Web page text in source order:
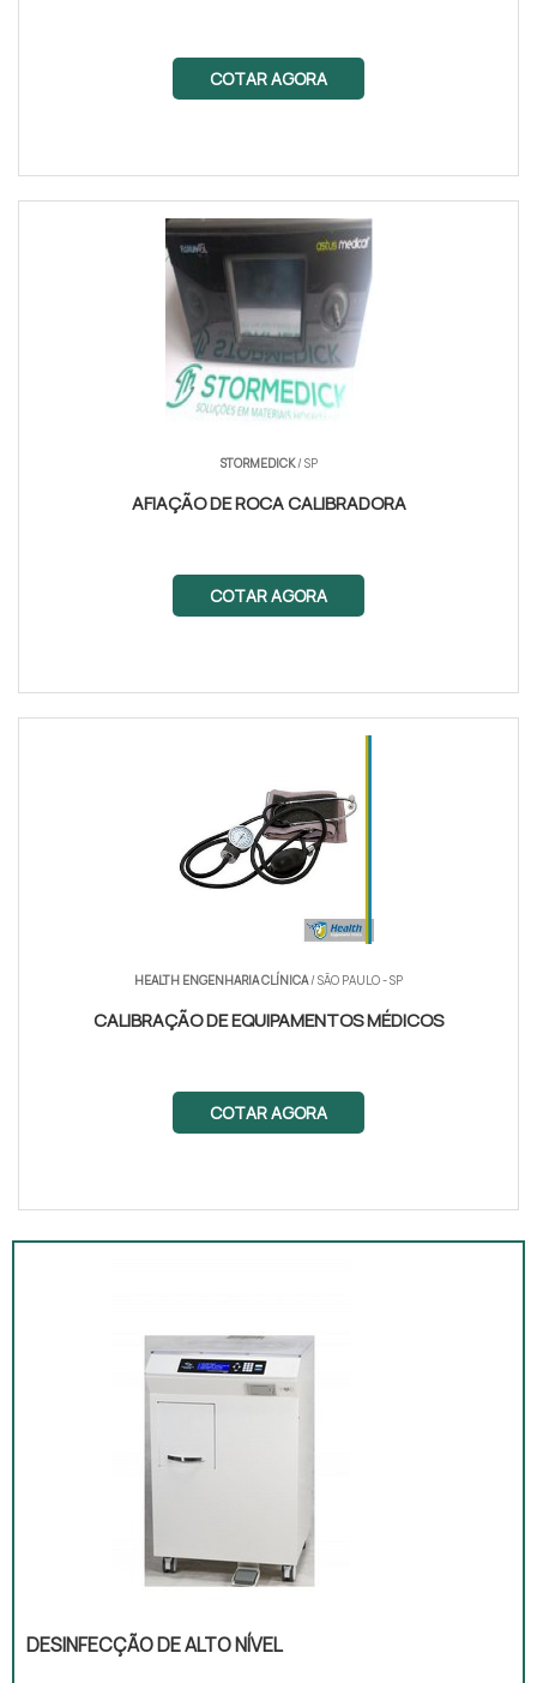
COTAR AGORA
STORMEDICK/ SP
AFIAÇÃO DE ROCA CALIBRADORA
COTAR AGORA
HEALTH ENGENHARIA CLÍNICA/ SÃO PAULO - SP
CALIBRAÇÃO DE EQUIPA­MENTOS MÉDICOS
COTAR AGORA
DESINFECÇÃO DE ALTO NÍVEL